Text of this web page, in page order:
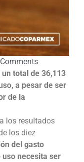
total de 36,113
a pesar de ser
de la
los resultados
los diez
del gasto
necesita ser